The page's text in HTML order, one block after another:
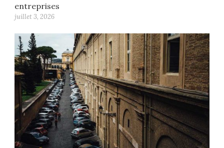
entreprises
juillet 3, 2026